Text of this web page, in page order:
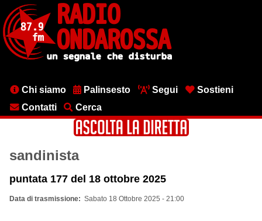
contenuto
principale
MenuChi siamo Palinsesto Segui
Sostieni
Contatti
Cerca
sandinista
puntata 177 del 18 ottobre 2025
Data di trasmissione Sabato 18 Ottobre 2025 - 21:00